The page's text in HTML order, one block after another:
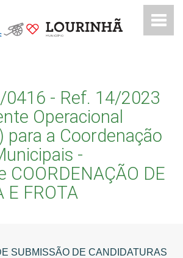
0416 - Ref. 14/2023
Operacional
para a Coordenação
-
COORDENAÇÃO DE
E FROTA
SUBMISSÃO DE CANDIDATURAS